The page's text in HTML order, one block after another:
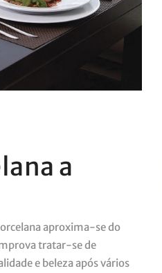
a
aproxima-se do
tratar-se de
e beleza após vários